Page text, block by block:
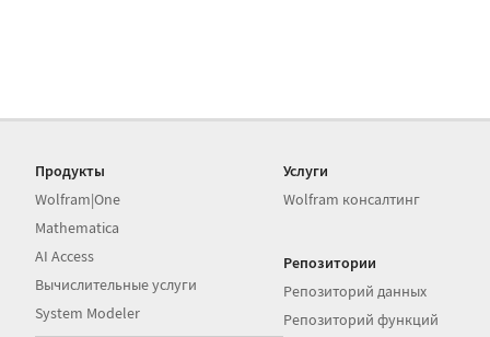
Продукты
Wolfram|One
Mathematica
AI Access
Вычислительные услуги
System Modeler
Услуги
Wolfram консалтинг
Репозитории
Репозиторий данных
Репозиторий функций